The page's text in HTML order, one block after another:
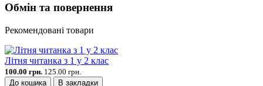
Обмін та повернення
Рекомендовані товари
Літня читанка з 1 у 2 клас
100.00 грн. 125.00 грн.
До кошика
В закладки